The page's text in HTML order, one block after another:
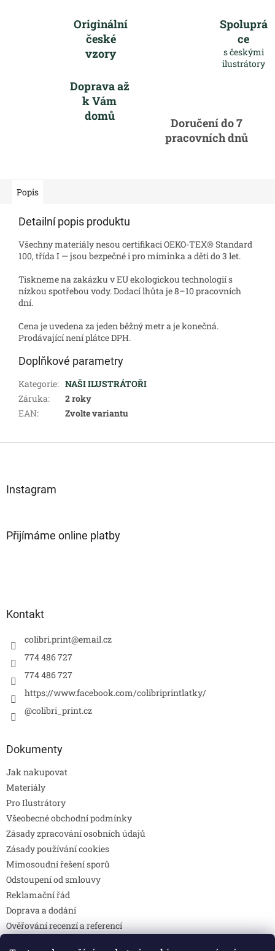
Originální
české
vzory
Spoluprá
ce
s českými
ilustrátory
Doprava až
k Vám
domů
Doručení do 7
pracovních dnů
Popis
Detailní popis produktu
Všechny materiály nesou certifikaci OEKO-TEX® Standard
100, třída I — jsou bezpečné i pro miminka a děti do 3 let.
Tiskneme na zakázku v EU ekologickou technologií s
nízkou spotřebou vody. Dodací lhůta je 8–10 pracovních
dní.
Cena je uvedena za jeden běžný metr a je konečná.
Prodávající není plátce DPH.
Doplňkové parametry
Kategorie: NAŠI ILUSTRÁTOŘI
Záruka:
2 roky
EAN: Zvolte variantu
Instagram
Přijímáme online platby
Kontakt
colibri.print@email.cz
774 486 727
774 486 727
https://www.facebook.com/colibriprintlatky/
@colibri_print.cz
Dokumenty
Jak nakupovat
Materiály
Pro Ilustrátory
Všeobecné obchodní podmínky
Zásady zpracování osobních údajů
Zásady používání cookies
Mimosoudní řešení sporů
Odstoupení od smlouvy
Reklamační řád
Doprava a dodání
Ověřování recenzí a referencí